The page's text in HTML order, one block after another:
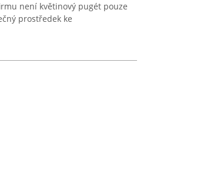
není květinový pugét pouze
prostředek ke